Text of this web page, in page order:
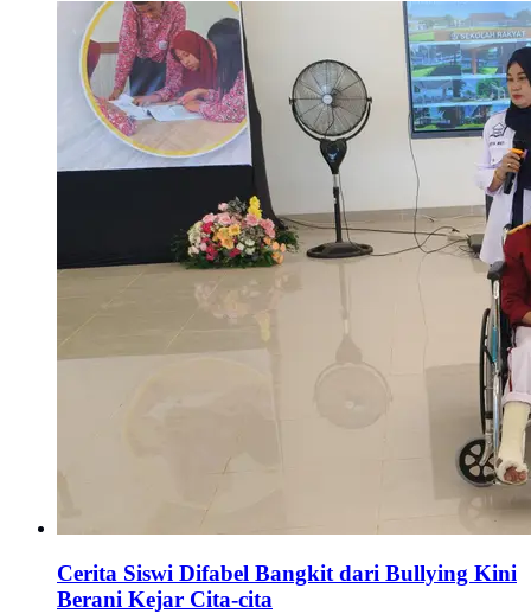
Cerita Siswi Difabel Bangkit dari Bullying Kini
Berani Kejar Cita-cita